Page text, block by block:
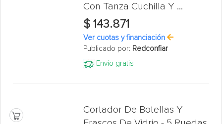
Con Tanza Cuchilla Y ...
$ 143.871
Ver cuotas y financiación
Publicado por: Redconfiar
Envío gratis
Cortador De Botellas Y